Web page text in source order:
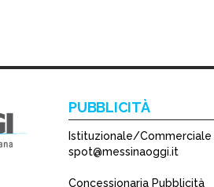
PUBBLICITÀ
Istituzionale/Commerciale
spot@messinaoggi.it
Concessionaria Pubblicità